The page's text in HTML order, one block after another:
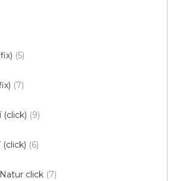
5
7
9
6
click 7
Fix 30 V / 31141
ihned k odeslání